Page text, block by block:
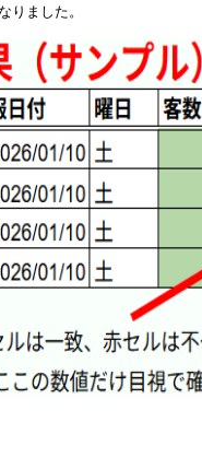
りました。